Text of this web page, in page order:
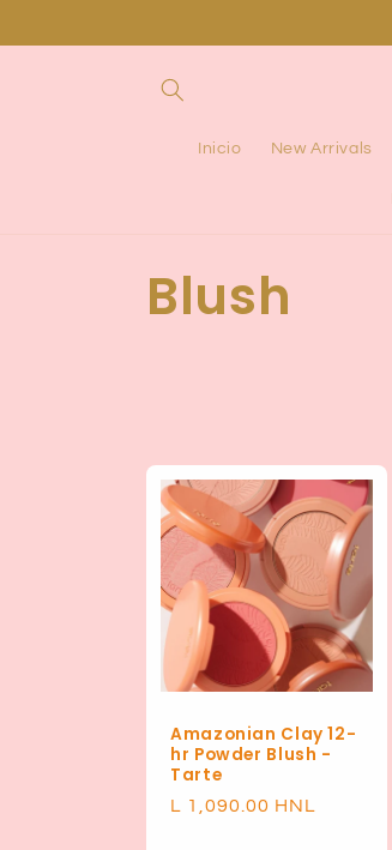
al contenido
Inicio New Arrivals
C
e
c
c
ó
n
Blush
Amazonian Clay 12-
hr Powder Blush -
Tarte
Precio
L 1,090.00 HNL